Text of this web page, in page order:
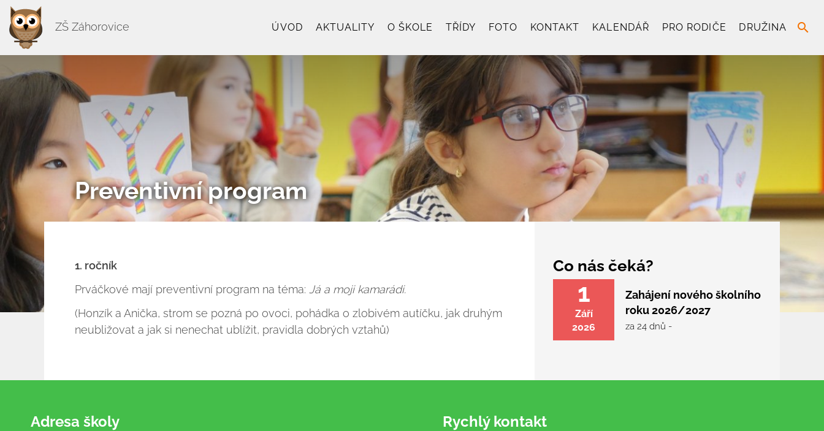
ZŠ Záhorovice ÚVOD AKTUALITY O ŠKOLE TŘÍDY FOTO KONTAKT KALENDÁŘ PRO RODIČE DRUŽINA search
Preventivní program
1. ročník
Prváčkové mají preventivní program na téma: Já a moji kamarádi.
(Honzík a Anička, strom se pozná po ovoci, pohádka o zlobivém autíčku, jak druhým
neubližovat a jak si nenechat ublížit, pravidla dobrých vztahů)
Co nás čeká?
1
Září
2026
Zahájení nového školního
roku 2026/2027
za 24 dnů -
Adresa školy Rychlý kontakt